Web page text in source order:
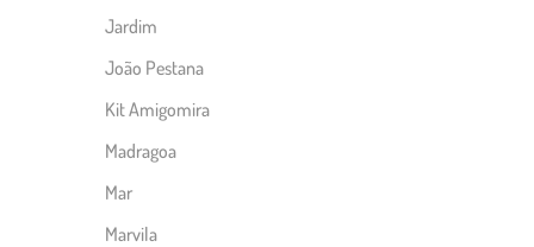
Jardim
João Pestana
Kit Amigomira
Madragoa
Mar
Marvila